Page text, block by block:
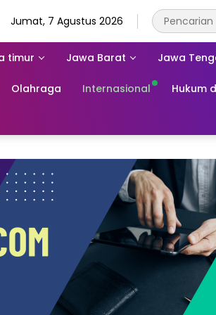
Jumat, 7 Agustus 2026
timur Jawa Barat Jawa
Olahraga Internasional Hukum